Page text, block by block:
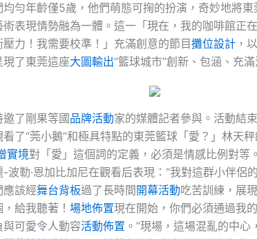
勻年齡僅5歲，他們萌態可掬的扮演，奇妙地將
表現情勢融為一體。這一「現在，我的咖啡館正
力！我需要校準！」充滿創意的節目攤位設計 ，
現了東莞這座大圖輸出“籃球城市”創新、包涵、充
了剛果等國品牌活動家的媒體記者參與。活動結
了“莞小鵝”和極具特點的東莞籃球「愛？」林天
實境對「愛」這個詞的定義，必須是情感比例對等
波勒·恩加比加尼在觀看后表現：“我對這群小伴侶的
應該經舞台背板過了長時間 開幕活動吃苦訓練，展
，給我聽著！ 場地佈置現在開始，你們必須通過我
可愛令人動容活動佈置 。”現場，這場混亂的中